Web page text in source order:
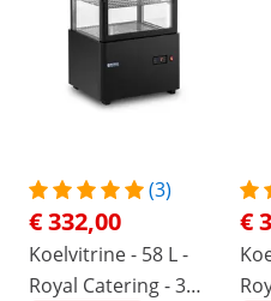
(3)
€ 332,00
Koelvitrine - 58 L -
Royal Catering - 3
€